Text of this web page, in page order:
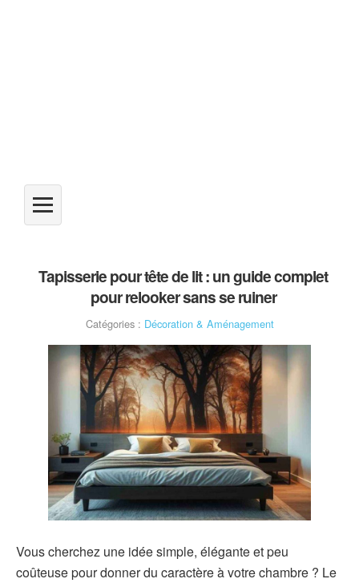
Tapisserie pour tête de lit : un guide complet
pour relooker sans se ruiner
Catégories : Décoration & Aménagement
Vous cherchez une idée simple, élégante et peu
coûteuse pour donner du caractère à votre chambre ? Le